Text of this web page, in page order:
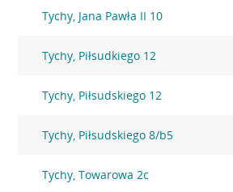
Tychy, Jana Pawła II 10
Tychy, Piłsudkiego 12
Tychy, Piłsudskiego 12
Tychy, Piłsudskiego 8/b5
Tychy, Towarowa 2c